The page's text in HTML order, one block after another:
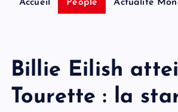
Accueil People Actualité
Billie Eilish
Tourette : la